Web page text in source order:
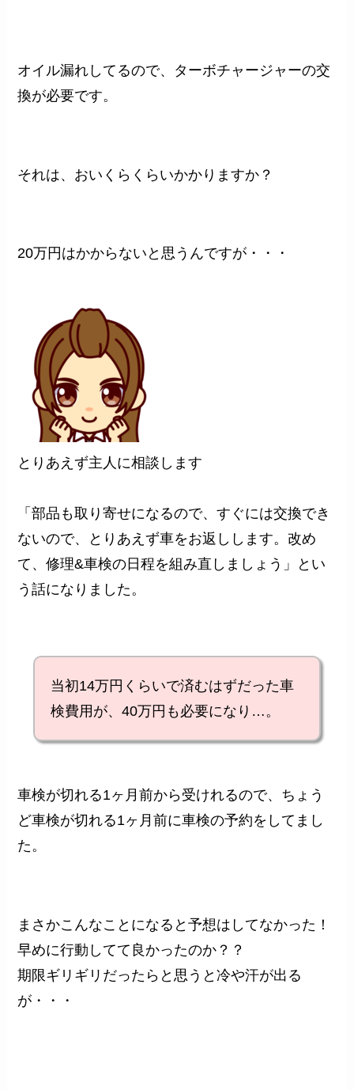
オイル漏れしてるので、ターボチャージャーの交
換が必要です。
それは、おいくらくらいかかりますか？
20万円はかからないと思うんですが・・・
とりあえず主人に相談します
「部品も取り寄せになるので、すぐには交換でき
ないので、とりあえず車をお返しします。改め
て、修理&車検の日程を組み直しましょう」とい
う話になりました。
当初14万円くらいで済むはずだった車
検費用が、40万円も必要になり…。
車検が切れる1ヶ月前から受けれるので、ちょう
ど車検が切れる1ヶ月前に車検の予約をしてまし
た。
まさかこんなことになると予想はしてなかった！
早めに行動してて良かったのか？？
期限ギリギリだったらと思うと冷や汗が出る
が・・・